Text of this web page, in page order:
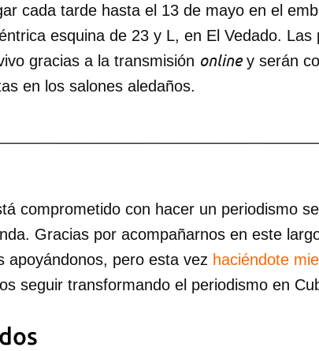
cada tarde hasta el 13 de mayo en el
esquina de 23 y L, en El Vedado. Las
gracias a la transmisión onliney serán
en los salones aledaños.
comprometido con hacer un periodismo
Gracias por acompañarnos en este
apoyándonos, pero esta vez haciéndote
seguir transformando el periodismo en